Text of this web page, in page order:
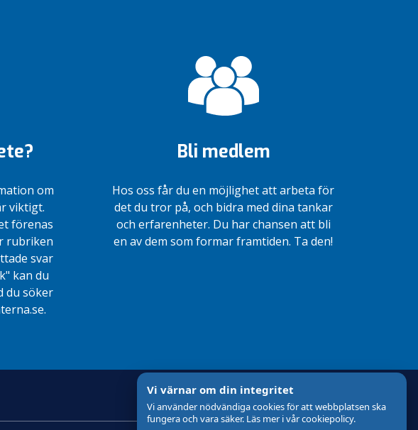
om
viktigt.
förenas
rubriken
svar
kan du
du söker
Bli medlem
Hos oss får du en möjlighet att arbeta för
det du tror på, och bidra med dina tankar
och erfarenheter. Du har chansen att bli
en av dem som formar framtiden. Ta den!
Vi värnar om din integritet
Vi använder nödvändiga cookies för att webbplatsen ska
fungera och vara säker. Läs mer i vår cookiepolicy.